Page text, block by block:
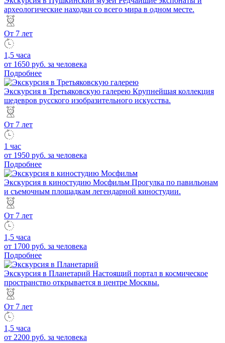
археологические находки со всего мира в одном месте.
От 7 лет
1,5 часа
от 1650 руб. за человека
Подробнее
Экскурсия в Третьяковскую галерею Крупнейшая коллекция
шедевров русского изобразительного искусства.
От 7 лет
1 час
от 1950 руб. за человека
Подробнее
Экскурсия в киностудию Мосфильм Прогулка по павильонам
и съемочным площадкам легендарной киностудии.
От 7 лет
1,5 часа
от 1700 руб. за человека
Подробнее
Экскурсия в Планетарий Настоящий портал в космическое
пространство открывается в центре Москвы.
От 7 лет
1,5 часа
от 2200 руб. за человека